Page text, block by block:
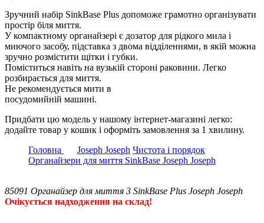
Зручний набір SinkBase Plus допоможе грамотно організувати
простір біля миття.
У компактному органайзері є дозатор для рідкого мила і
миючого засобу, підставка з двома відділеннями, в якій можна
зручно розмістити щітки і губки.
Поміститься навіть на вузькій стороні раковини. Легко
розбирається для миття.
Не рекомендується мити в
посудомийній машині.
Придбати цю модель у нашому інтернет-магазині легко:
додайте товар у кошик і оформіть замовлення за 1 хвилину.
Головна
Joseph Joseph Чистота і порядок
Органайзери для миття SinkBase Joseph Joseph
85091 Органайзер для миття 3 SinkBase Plus Joseph Joseph
Очікується надходження на склад!